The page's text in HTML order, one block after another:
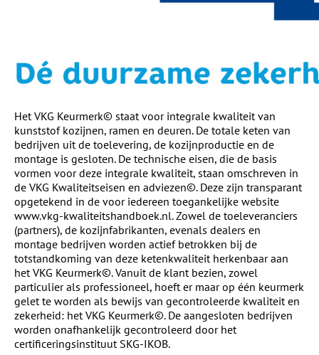
Het VKG Keurmerk© staat voor integrale kwaliteit van
kunststof kozijnen, ramen en deuren. De totale keten van
bedrijven uit de toelevering, de kozijnproductie en de
montage is gesloten. De technische eisen, die de basis
vormen voor deze integrale kwaliteit, staan omschreven in
de VKG Kwaliteitseisen en adviezen©. Deze zijn transparant
opgetekend in de voor iedereen toegankelijke website
www.vkg-kwaliteitshandboek.nl. Zowel de toeleveranciers
(partners), de kozijnfabrikanten, evenals dealers en
montage bedrijven worden actief betrokken bij de
totstandkoming van deze ketenkwaliteit herkenbaar aan
het VKG Keurmerk©. Vanuit de klant bezien, zowel
particulier als professioneel, hoeft er maar op één keurmerk
gelet te worden als bewijs van gecontroleerde kwaliteit en
zekerheid: het VKG Keurmerk©. De aangesloten bedrijven
worden onafhankelijk gecontroleerd door het
certificeringsinstituut SKG-IKOB.